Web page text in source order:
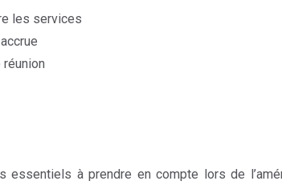
les services
à prendre en compte lors de